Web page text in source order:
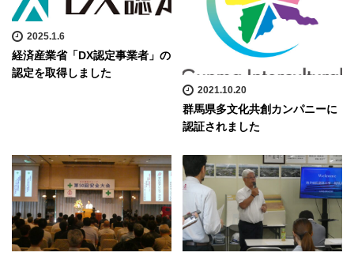
2025.1.6
経済産業省「DX認定事業者」の
認定を取得しました
2021.10.20
群馬県多文化共創カンパニーに
認証されました